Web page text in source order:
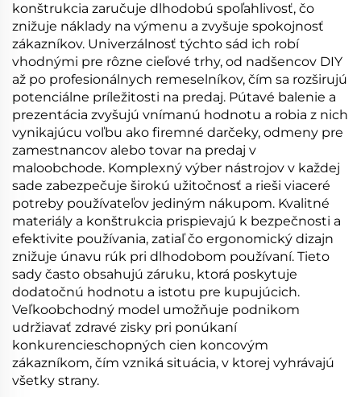
konštrukcia zaručuje dlhodobú spoľahlivosť, čo
znižuje náklady na výmenu a zvyšuje spokojnosť
zákazníkov. Univerzálnosť týchto sád ich robí
vhodnými pre rôzne cieľové trhy, od nadšencov DIY
až po profesionálnych remeselníkov, čím sa rozširujú
potenciálne príležitosti na predaj. Pútavé balenie a
prezentácia zvyšujú vnímanú hodnotu a robia z nich
vynikajúcu voľbu ako firemné darčeky, odmeny pre
zamestnancov alebo tovar na predaj v
maloobchode. Komplexný výber nástrojov v každej
sade zabezpečuje širokú užitočnosť a rieši viaceré
potreby používateľov jediným nákupom. Kvalitné
materiály a konštrukcia prispievajú k bezpečnosti a
efektivite používania, zatiaľ čo ergonomický dizajn
znižuje únavu rúk pri dlhodobom používaní. Tieto
sady často obsahujú záruku, ktorá poskytuje
dodatočnú hodnotu a istotu pre kupujúcich.
Veľkoobchodný model umožňuje podnikom
udržiavať zdravé zisky pri ponúkaní
konkurencieschopných cien koncovým
zákazníkom, čím vzniká situácia, v ktorej vyhrávajú
všetky strany.